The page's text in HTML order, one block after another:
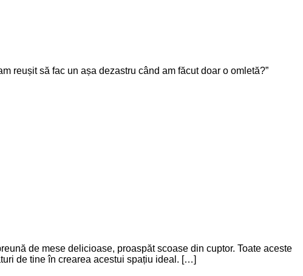
reușit să fac un așa dezastru când am făcut doar o omletă?”
de mese delicioase, proaspăt scoase din cuptor. Toate aceste
de tine în crearea acestui spațiu ideal. […]